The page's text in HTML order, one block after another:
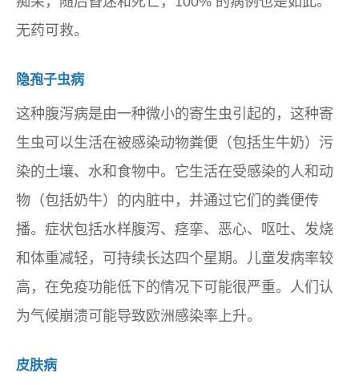
无药可救。
隐孢子虫病
这种腹泻病是由一种微小的寄生虫引起的，这种寄
生虫可以生活在被感染动物粪便（包括生牛奶）污
染的土壤、水和食物中。它生活在受感染的人和动
物（包括奶牛）的内脏中，并通过它们的粪便传
播。症状包括水样腹泻、痉挛、恶心、呕吐、发烧
和体重减轻，可持续长达四个星期。儿童发病率较
高，在免疫功能低下的情况下可能很严重。人们认
为气候崩溃可能导致欧洲感染率上升。
皮肤病